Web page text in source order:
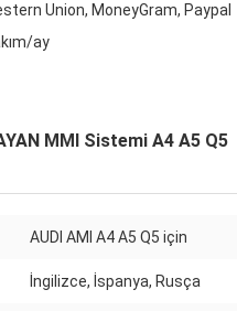
Union, MoneyGram, Paypal
ay
MMI Sistemi A4 A5 Q5
AUDI AMI A4 A5 Q5 için
İngilizce, İspanya, Rusça